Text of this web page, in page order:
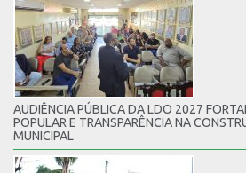
AUDIÊNCIA PÚBLICA DA LDO 2027
POPULAR E TRANSPARÊNCIA NA
MUNICIPAL